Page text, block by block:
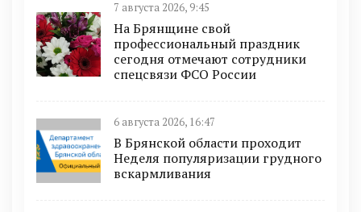
7 августа 2026, 9:45
На Брянщине свой
профессиональный праздник
сегодня отмечают сотрудники
спецсвязи ФСО России
6 августа 2026, 16:47
В Брянской области проходит
Неделя популяризации грудного
вскармливания